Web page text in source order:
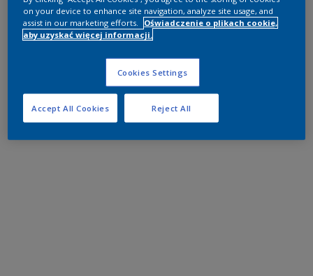
on your device to enhance site navigation, analyze site usage, and
assist in our marketing efforts.
Oświadczenie o plikach cookie,
aby uzyskać więcej informacji.
Cookies Settings
Reject All
Accept All Cookies